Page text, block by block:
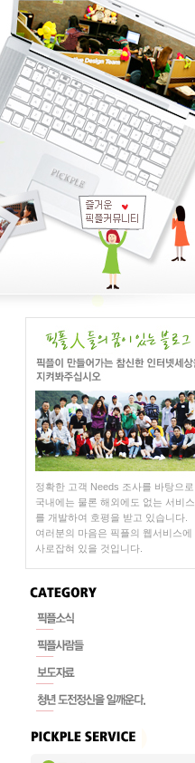
정확한 고객 Needs 조사를 바탕으로
국내에는 물론 해외에도 없는 서비스
를 개발하여 호평을 받고 있습니다.
여러분의 마음은 픽플의 웹서비스에
사로잡혀 있을 것입니다.